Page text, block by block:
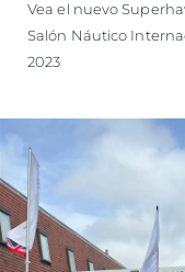
Vea el nuevo
Salón Náutico
2023